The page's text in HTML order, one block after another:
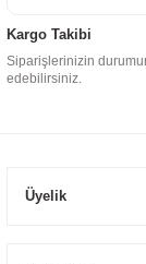
Kargo Takibi
Siparişlerinizin
edebilirsiniz.
Üyelik